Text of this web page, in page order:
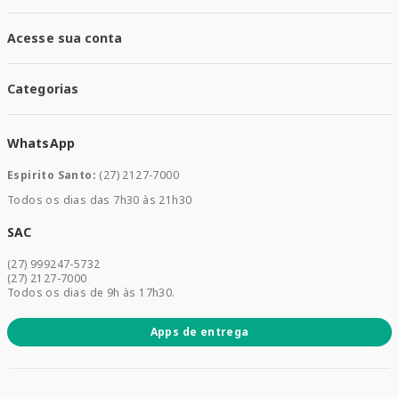
Trocas e Devoluções
Santa Mais Exames
Santa Mais Serviços
Santa Mais Convenios
Acesse sua conta
Meus Pedidos
Categorias
Saúde e Bem-estar
Mamães e Bebê
Dermocosméticos
Promoções
WhatsApp
Espirito Santo: (27) 2127-7000
Todos os dias das 7h30 às 21h30
SAC
(27) 999247-5732
(27) 2127-7000
Todos os dias de 9h às 17h30.
Apps de entrega